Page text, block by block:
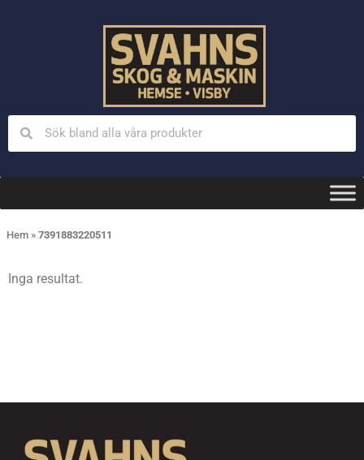
Hem » 7391883220511
Inga resultat.